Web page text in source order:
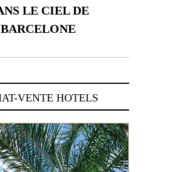
LE CIEL DE
BARCELONE
VENTE HOTELS